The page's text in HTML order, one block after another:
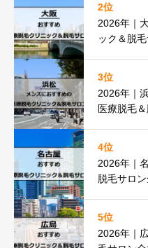
2位
2026年｜
ック＆脱
3位
2026年｜
医療脱毛
4位
2026年｜
脱毛サロ
5位
2026年｜